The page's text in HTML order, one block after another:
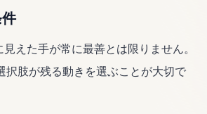
えた手が常に最善とは限りません。
択肢が残る動きを選ぶことが大切で